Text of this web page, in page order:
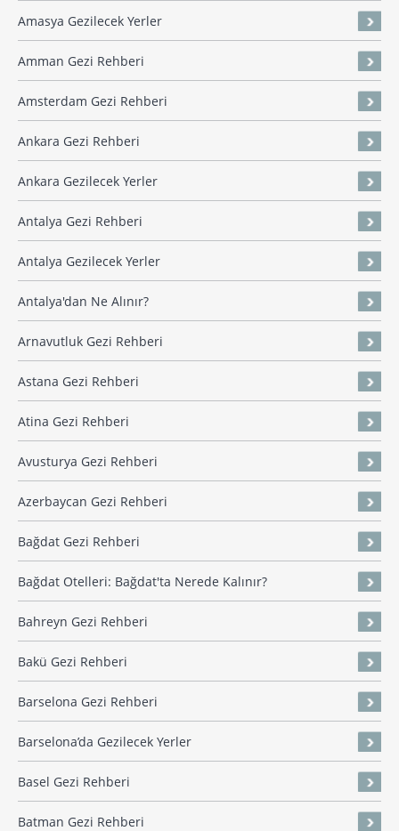
Amasya Gezilecek Yerler
Amman Gezi Rehberi
Amsterdam Gezi Rehberi
Ankara Gezi Rehberi
Ankara Gezilecek Yerler
Antalya Gezi Rehberi
Antalya Gezilecek Yerler
Antalya'dan Ne Alınır?
Arnavutluk Gezi Rehberi
Astana Gezi Rehberi
Atina Gezi Rehberi
Avusturya Gezi Rehberi
Azerbaycan Gezi Rehberi
Bağdat Gezi Rehberi
Bağdat Otelleri: Bağdat'ta Nerede Kalınır?
Bahreyn Gezi Rehberi
Bakü Gezi Rehberi
Barselona Gezi Rehberi
Barselona’da Gezilecek Yerler
Basel Gezi Rehberi
Batman Gezi Rehberi